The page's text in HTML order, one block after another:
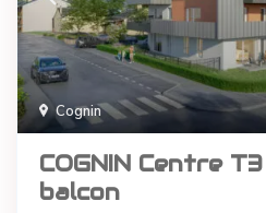
Cognin
COGNIN Centre
balcon